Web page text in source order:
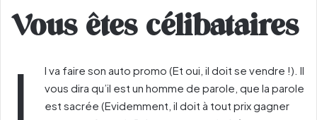
Vous êtes célibataires
I
l va faire son auto promo (Et oui, il doit se vendre !). Il
vous dira qu’il est un homme de parole, que la parole
est sacrée (Evidemment, il doit à tout prix gagner